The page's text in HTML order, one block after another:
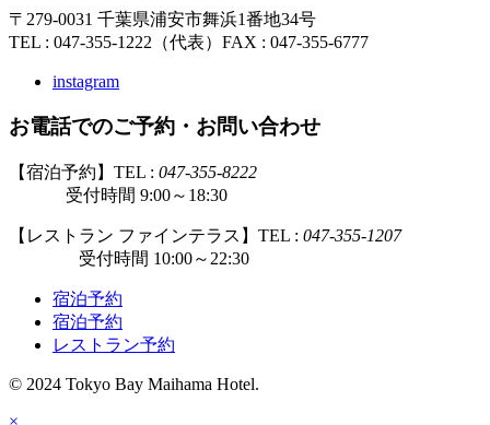
〒279-0031 千葉県浦安市舞浜1番地34号
TEL : 047-355-1222（代表） FAX : 047-355-6777
instagram
お電話でのご予約・お問い合わせ
【宿泊予約】TEL : 047-355-8222
受付時間 9:00～18:30
【レストラン ファインテラス】TEL : 047-355-1207
受付時間 10:00～22:30
宿泊予約
宿泊予約
レストラン予約
© 2024 Tokyo Bay Maihama Hotel.
×